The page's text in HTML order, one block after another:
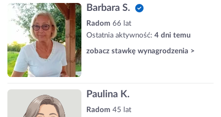
Barbara S.
Radom 66 lat
Ostatnia aktywność: 4 dni temu
zobacz stawkę wynagrodzenia >
Paulina K.
Radom 45 lat